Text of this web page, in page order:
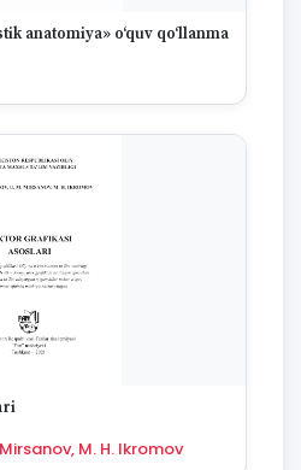
anatomiya» o‘quv qo‘llanma
M. H. Ikromov